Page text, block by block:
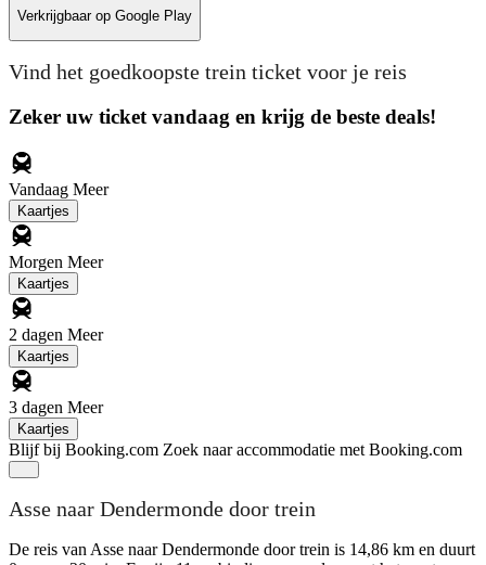
Verkrijgbaar op Google Play
Vind het goedkoopste trein ticket voor je reis
Zeker uw ticket vandaag en krijg de beste deals!
Vandaag Meer
Kaartjes
Morgen Meer
Kaartjes
2 dagen Meer
Kaartjes
3 dagen Meer
Kaartjes
Blijf bij Booking.com Zoek naar accommodatie met Booking.com
Asse naar Dendermonde door trein
De reis van Asse naar Dendermonde door trein is 14,86 km en duurt